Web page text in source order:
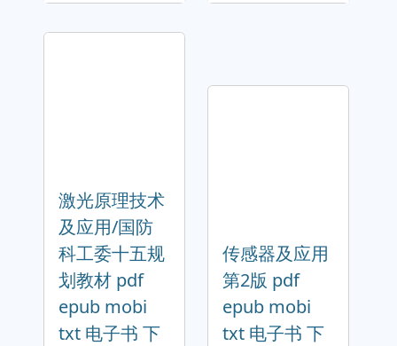
激光原理技术
及应用/国防
科工委十五规
划教材 pdf
epub mobi
txt 电子书 下
传感器及应用
第2版 pdf
epub mobi
txt 电子书 下